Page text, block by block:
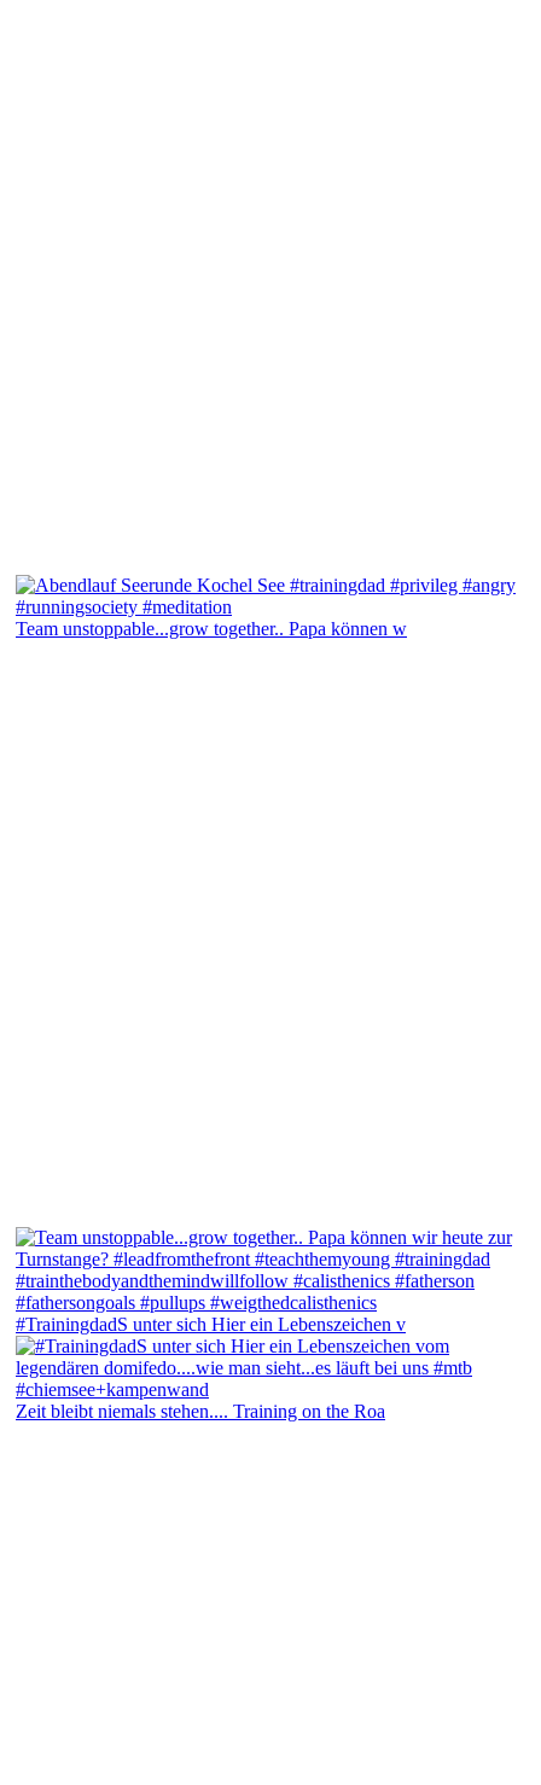
Team unstoppable...grow together.. Papa können w
#TrainingdadS unter sich Hier ein Lebenszeichen v
Zeit bleibt niemals stehen.... Training on the Roa